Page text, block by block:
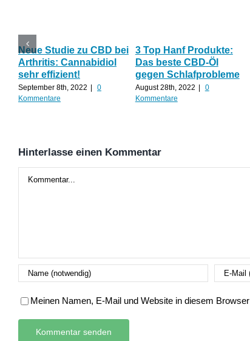
Neue Studie zu CBD bei
Arthritis: Cannabidiol
sehr effizient!
September 8th, 2022
0
Kommentare
3 Top Hanf Produkte:
Das beste CBD-Öl
gegen Schlafprobleme
August 28th, 2022
0
Kommentare
Hinterlasse einen Kommentar
Meinen Namen, E-Mail und Website in diesem